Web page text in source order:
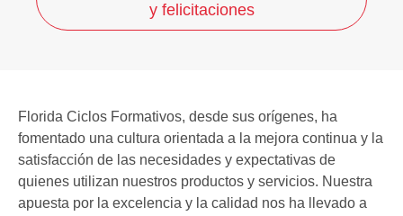
y felicitaciones
Florida Ciclos Formativos, desde sus orígenes, ha
fomentado una cultura orientada a la mejora continua y la
satisfacción de las necesidades y expectativas de
quienes utilizan nuestros productos y servicios. Nuestra
apuesta por la excelencia y la calidad nos ha llevado a